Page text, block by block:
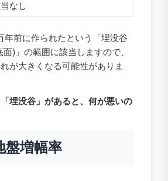
なし
年前に作られたという「埋没谷
)」の範囲に該当しますので、
が大きくなる可能性がありま
埋没谷」があると、何が悪いの
盤増幅率